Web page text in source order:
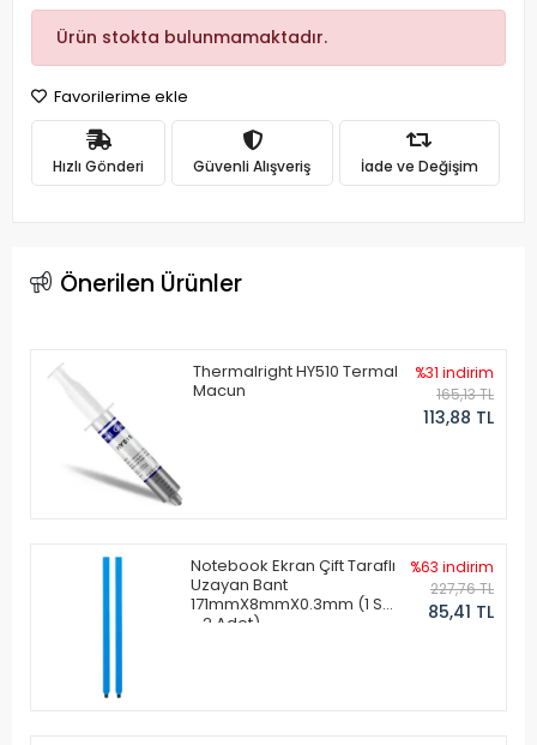
Ürün stokta bulunmamaktadır.
Favorilerime ekle
Hızlı Gönderi Güvenli Alışveriş İade ve Değişim
Önerilen Ürünler
Thermalright HY510 Termal
Macun
%31 indirim
165,13 TL
113,88 TL
Notebook Ekran Çift Taraflı
Uzayan Bant
171mmX8mmX0.3mm (1 Set
- 2 Adet)
%63 indirim
227,76 TL
85,41 TL